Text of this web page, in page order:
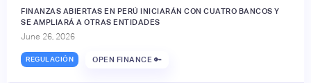
FINANZAS ABIERTAS EN PERÚ INICIARÁN CON CUATRO BANCOS Y
SE AMPLIARÁ A OTRAS ENTIDADES
June 26, 2026
REGULACIÓN OPEN FINANCE 🔑